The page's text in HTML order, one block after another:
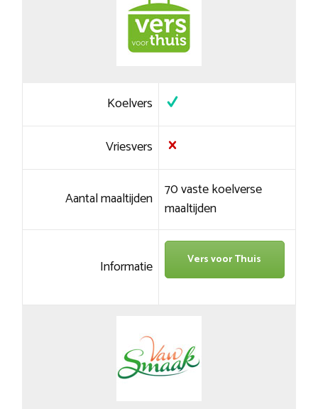
Koelvers
Vriesvers
Aantal maaltijden 70 vaste koelverse
maaltijden
Informatie Vers voor Thuis